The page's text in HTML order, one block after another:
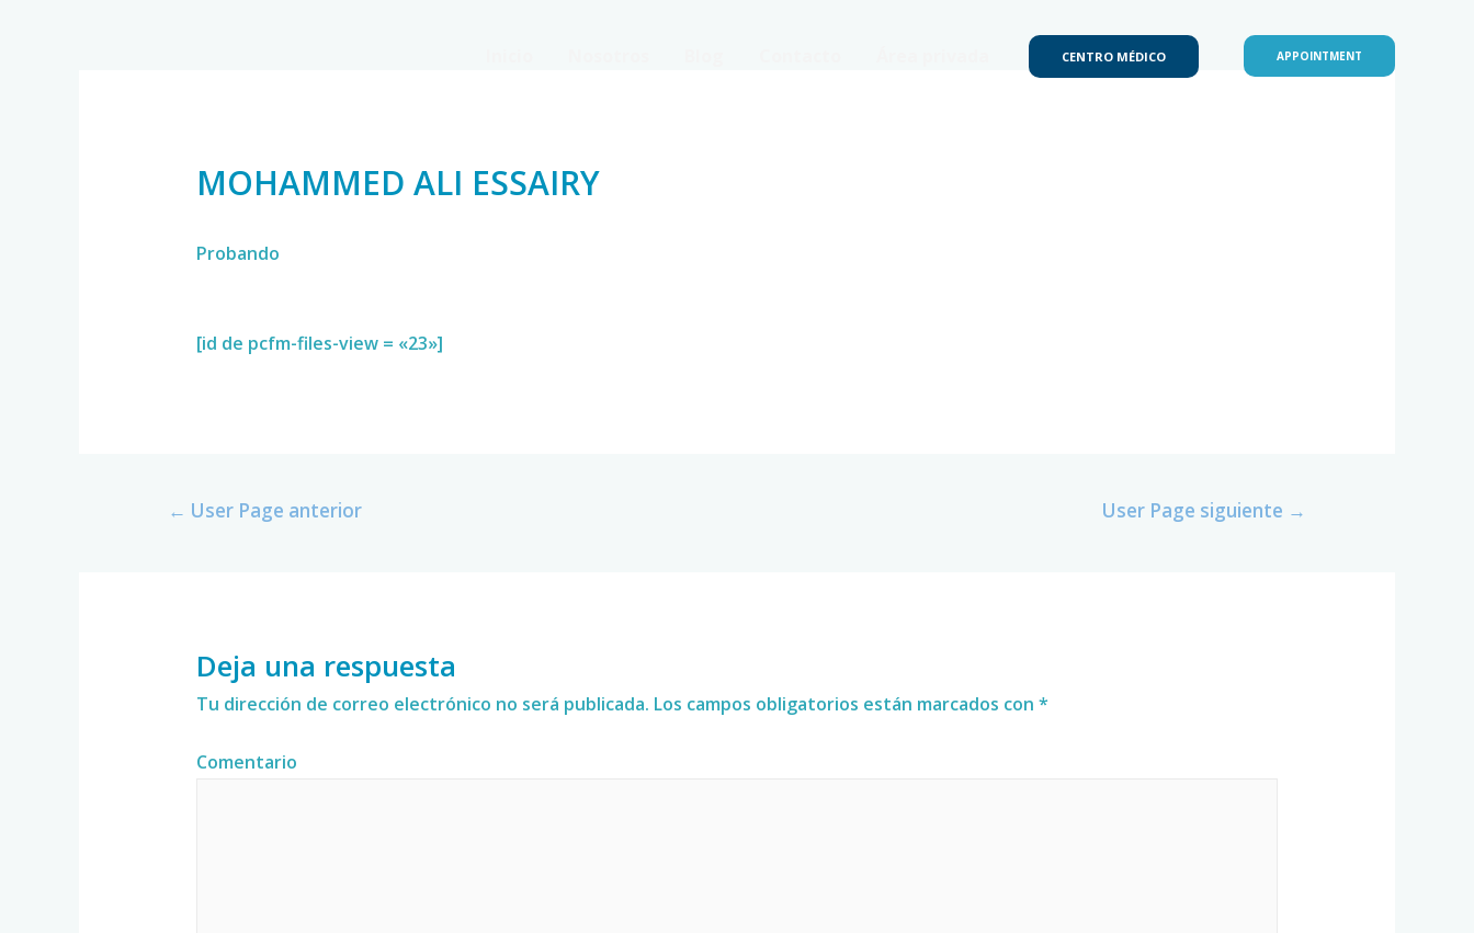
CENTRO MÉDICO APPOINTMENT
MOHAMMED ALI ESSAIRY
Probando
[id de pcfm-files-view = «23»]
← User Page anterior User Page siguiente →
Deja una respuesta
Tu dirección de correo electrónico no será publicada. Los campos obligatorios están marcados con *
Comentario